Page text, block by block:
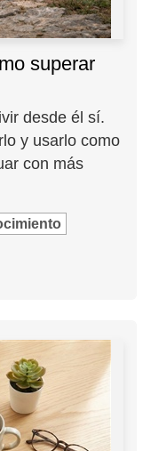
superar
desde él sí.
y usarlo como
con más